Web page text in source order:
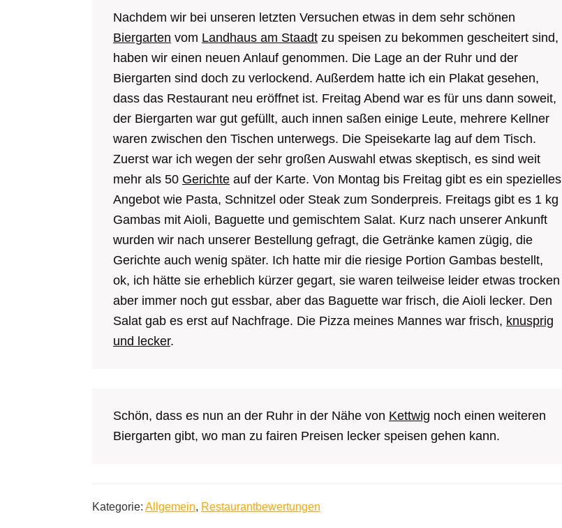
Nachdem wir bei unseren letzten Versuchen etwas in dem sehr schönen
Biergarten vom Landhaus am Staadt zu speisen zu bekommen gescheitert sind,
haben wir einen neuen Anlauf genommen. Die Lage an der Ruhr und der
Biergarten sind doch zu verlockend. Außerdem hatte ich ein Plakat gesehen,
dass das Restaurant neu eröffnet ist. Freitag Abend war es für uns dann soweit,
der Biergarten war gut gefüllt, auch innen saßen einige Leute, mehrere Kellner
waren zwischen den Tischen unterwegs. Die Speisekarte lag auf dem Tisch.
Zuerst war ich wegen der sehr großen Auswahl etwas skeptisch, es sind weit
mehr als 50 Gerichte auf der Karte. Von Montag bis Freitag gibt es ein spezielles
Angebot wie Pasta, Schnitzel oder Steak zum Sonderpreis. Freitags gibt es 1 kg
Gambas mit Aioli, Baguette und gemischtem Salat. Kurz nach unserer Ankunft
wurden wir nach unserer Bestellung gefragt, die Getränke kamen zügig, die
Gerichte auch wenig später. Ich hatte mir die riesige Portion Gambas bestellt,
ok, ich hätte sie erheblich kürzer gegart, sie waren teilweise leider etwas trocken
aber immer noch gut essbar, aber das Baguette war frisch, die Aioli lecker. Den
Salat gab es erst auf Nachfrage. Die Pizza meines Mannes war frisch, knusprig
und lecker.
Schön, dass es nun an der Ruhr in der Nähe von Kettwig noch einen weiteren
Biergarten gibt, wo man zu fairen Preisen lecker speisen gehen kann.
Kategorie: Allgemein, Restaurantbewertungen